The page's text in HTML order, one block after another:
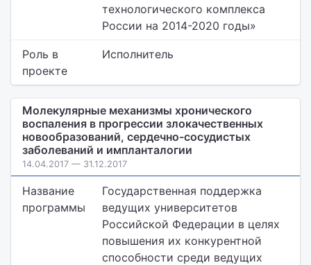
технологического комплекса
России на 2014-2020 годы»
Роль в
проекте
Исполнитель
Молекулярные механизмы хронического
воспаления в прогрессии злокачественных
новообразований, сердечно-сосудистых
заболеваний и импланталогии
14.04.2017 — 31.12.2017
Название
программы
Государственная поддержка
ведущих университетов
Российской Федерации в целях
повышения их конкурентной
способности среди ведущих